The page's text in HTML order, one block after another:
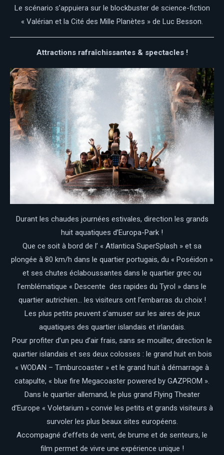
Le scénario s’appuiera sur le blockbuster de science-fiction
« Valérian et la Cité des Mille Planètes » de Luc Besson.
Attractions rafraîchissantes & spectacles !
Durant les chaudes journées estivales, direction les grands
huit aquatiques d’Europa-Park !
Que ce soit à bord de l’ « Atlantica SuperSplash » et sa
plongée à 80 km/h dans le quartier portugais, du « Poséidon »
et ses chutes éclaboussantes dans le quartier grec ou
l’emblématique « Descente des rapides du Tyrol » dans le
quartier autrichien… les visiteurs ont l’embarras du choix !
Les plus petits peuvent s’amuser sur les aires de jeux
aquatiques des quartier islandais et irlandais.
Pour profiter d’un peu d’air frais, sans se mouiller, direction le
quartier islandais et ses deux colosses : le grand huit en bois
« WODAN – Timburcoaster » et le grand huit à démarrage à
catapulte, « blue fire Megacoaster powered by GAZPROM ».
Dans le quartier allemand, le plus grand Flying Theater
d’Europe « Voletarium » convie les petits et grands visiteurs à
survoler les plus beaux sites européens.
Accompagné d’effets de vent, de brume et de senteurs, le
film permet de vivre une expérience unique !